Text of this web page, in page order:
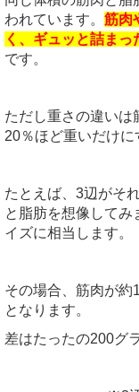
われています。 筋肉
く、ギュッと詰ま
です。
ただし重さの違いは
20％ほど重いだけに
たとえば、3辺がそ
と脂肪を想像してみ
イズに相当します。
その場合、筋肉が約
となります。
差はたったの200グ